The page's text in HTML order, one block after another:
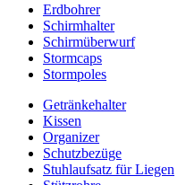
Erdbohrer
Schirmhalter
Schirmüberwurf
Stormcaps
Stormpoles
Getränkehalter
Kissen
Organizer
Schutzbezüge
Stuhlaufsatz für Liegen